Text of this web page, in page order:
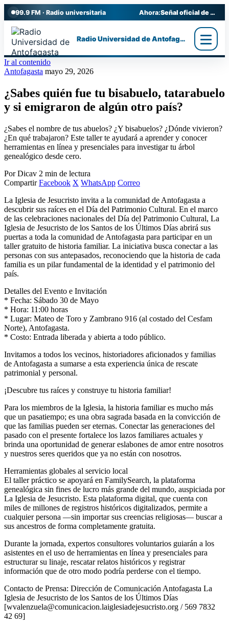
99.9 FM · Radio universitaria Ahora: Señal oficial de Radio UA
Radio Universidad de Antofagasta
Ir al contenido
Antofagasta mayo 29, 2026
¿Sabes quién fue tu bisabuelo, tatarabuelo
y si emigraron de algún otro país?
¿Sabes el nombre de tus abuelos? ¿Y bisabuelos? ¿Dónde vivieron?
¿En qué trabajaron? Este taller te ayudará a aprender y conocer
herramientas en línea y presenciales para investigar tu árbol
genealógico desde cero.
Por Dicav 2 min de lectura
Compartir Facebook X WhatsApp Correo
La Iglesia de Jesucristo invita a la comunidad de Antofagasta a
descubrir sus raíces en el Día del Patrimonio Cultural. En el marco
de las celebraciones nacionales del Día del Patrimonio Cultural, La
Iglesia de Jesucristo de los Santos de los Últimos Días abrirá sus
puertas a toda la comunidad de Antofagasta para participar en un
taller gratuito de historia familiar. La iniciativa busca conectar a las
personas con sus antepasados, reconociendo que la historia de cada
familia es un pilar fundamental de la identidad y el patrimonio del
país.
Detalles del Evento e Invitación
* Fecha: Sábado 30 de Mayo
* Hora: 11:00 horas
* Lugar: Mateo de Toro y Zambrano 916 (al costado del Cesfam
Norte), Antofagasta.
* Costo: Entrada liberada y abierta a todo público.
Invitamos a todos los vecinos, historiadores aficionados y familias
de Antofagasta a sumarse a esta experiencia única de rescate
patrimonial y personal.
¡Descubre tus raíces y construye tu historia familiar!
Para los miembros de la Iglesia, la historia familiar es mucho más
que un pasatiempo; es una obra sagrada basada en la convicción de
que las familias pueden ser eternas. Conectar las generaciones del
pasado con el presente fortalece los lazos familiares actuales y
brinda una oportunidad de generar eslabones de amor entre nosotros
y nuestros seres queridos que ya no están con nosotros.
Herramientas globales al servicio local
El taller práctico se apoyará en FamilySearch, la plataforma
genealógica sin fines de lucro más grande del mundo, auspiciada por
La Iglesia de Jesucristo. Esta plataforma digital, que cuenta con
miles de millones de registros históricos digitalizados, permite a
cualquier persona —sin importar sus creencias religiosas— buscar a
sus ancestros de forma completamente gratuita.
Durante la jornada, expertos consultores voluntarios guiarán a los
asistentes en el uso de herramientas en línea y presenciales para
estructurar su linaje, rescatar relatos históricos y registrar
información que de otro modo podría perderse con el tiempo.
Contacto de Prensa: Dirección de Comunicación Antofagasta La
Iglesia de Jesucristo de los Santos de los Últimos Días
[wvalenzuela@comunicacion.laiglesiadejesucristo.org / 569 7832
42 69]